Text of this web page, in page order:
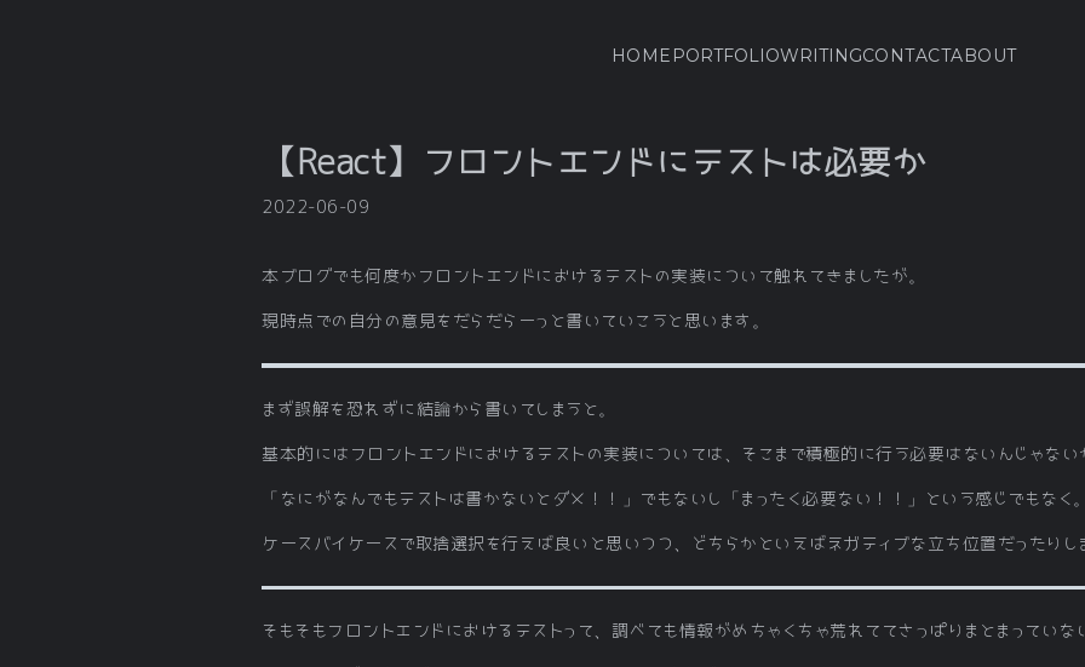
HOME PORTFOLIOWRITINGCONTACTABOUT
【React】フロントエンドにテストは必要か
2022-06-09
本ブログでも何度かフロントエンドにおけるテストの実装について触れてきましたが。
現時点での自分の意見をだらだらーっと書いていこうと思います。
まず誤解を恐れずに結論から書いてしまうと。
基本的にはフロントエンドにおけるテストの実装については、そこまで積極的に行う必要はないんじゃな
「なにがなんでもテストは書かないとダメ！！」でもないし「まったく必要ない！！」という感じでもなく。
ケースバイケースで取捨選択を行えば良いと思いつつ、どちらかといえばネガティブな立ち位置だったりし
そもそもフロントエンドにおけるテストって、調べても情報がめちゃくちゃ荒れててさっぱりまとまっていな